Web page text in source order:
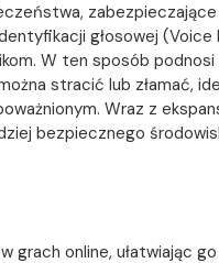
głosowej (Voice
W ten sposób
stracić lub złamać,
Wraz z
bezpiecznego
online, ułatwiając